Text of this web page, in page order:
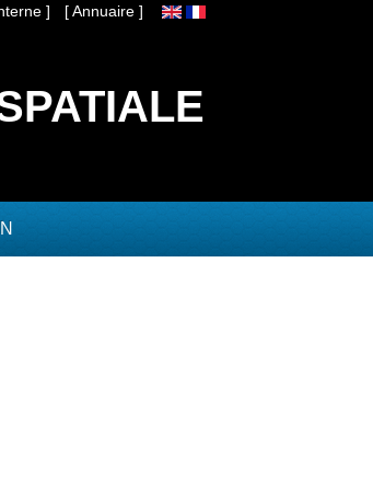
] [ Annuaire ]